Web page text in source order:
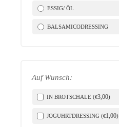
ESSIG/ ÖL
BALSAMICODRESSING
Auf Wunsch:
IN BROTSCHALE (€3,00)
JOGUHRTDRESSING (€1,00)